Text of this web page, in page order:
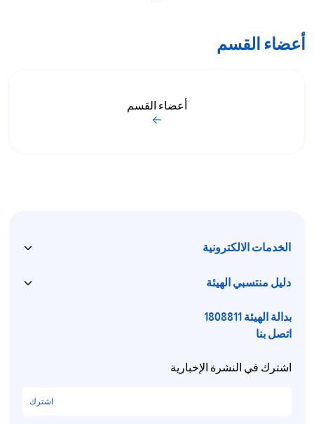
أعضاء القسم
أعضاء القسم
الخدمات الالكترونية
دليل منتسبي الهيئة
بدالة الهيئة 1808811
اتصل بنا
اشترك في النشرة الإخبارية
اشترك